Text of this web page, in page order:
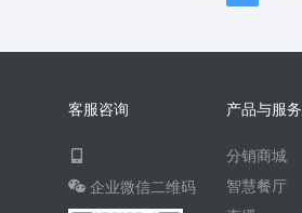
运行环境 视频混剪
热门短剧系统 跑腿
客服咨询
企业微信二维码
产品与服务
分销商城
智慧餐厅